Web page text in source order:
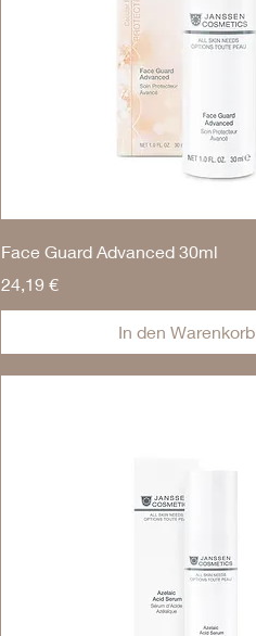
Face Guard Advanced 30ml
Preis
24,19 €
In den Warenkorb